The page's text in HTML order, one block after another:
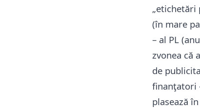
„etichetări
(în mare
– al PL
zvonea că
de
finanţatori
plasează